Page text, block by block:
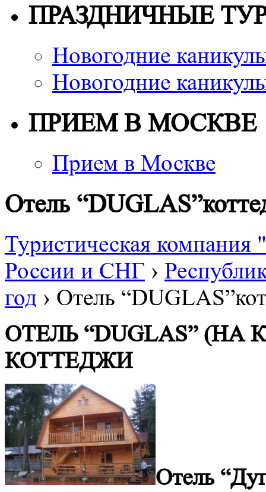
ПРАЗДНИЧНЫЕ
Новогодние
Новогодние
ПРИЕМ В МОСКВЕ
Прием в Москве
Отель
Туристическая
России и СНГ ›
год › Отель
ОТЕЛЬ “DUGLAS”
КОТТЕДЖИ
Отель